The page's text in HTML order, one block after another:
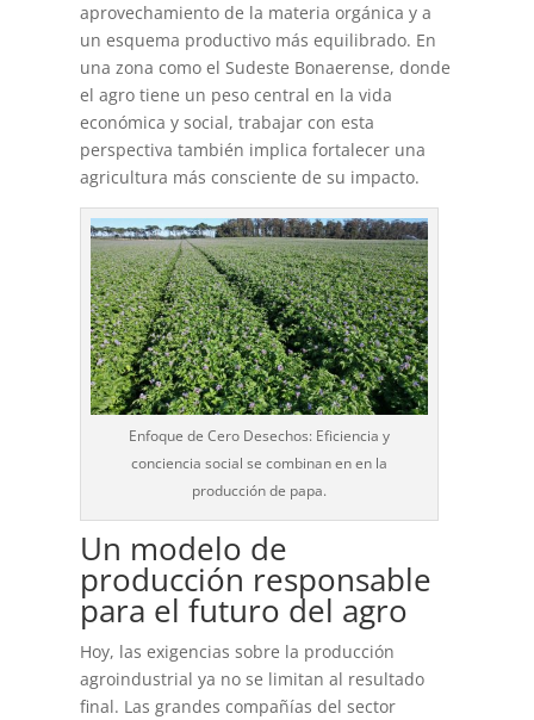
aprovechamiento de la materia orgánica y a
un esquema productivo más equilibrado. En
una zona como el Sudeste Bonaerense, donde
el agro tiene un peso central en la vida
económica y social, trabajar con esta
perspectiva también implica fortalecer una
agricultura más consciente de su impacto.
Enfoque de Cero Desechos: Eficiencia y
conciencia social se combinan en en la
producción de papa.
Un modelo de
producción responsable
para el futuro del agro
Hoy, las exigencias sobre la producción
agroindustrial ya no se limitan al resultado
final. Las grandes compañías del sector